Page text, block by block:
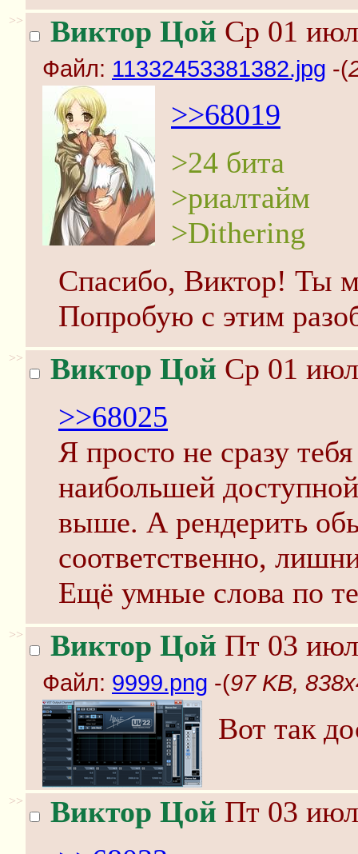
>> Виктор Цой Ср 01
Файл: 11332453381382.jpg -(
>>68019
>24 бита
>риалтайм
>Dithering
Спасибо, Виктор! Ты
Попробую с этим
>> Виктор Цой Ср 01
>>68025
Я просто не сразу
наибольшей
выше. А рендерить
соответственно,
Ещё умные слова по
>> Виктор Цой Пт 03
Файл: 9999.png -(97 KB,
Вот так
>> Виктор Цой Пт 03